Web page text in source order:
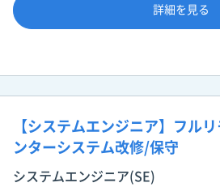
詳細を見る
【システムエンジニア】フル
ンターシステム改修/保守
システムエンジニア(SE)